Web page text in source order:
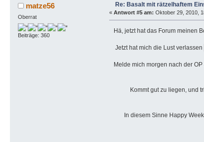
matze56
Oberrat
Beiträge: 360
Re: Basalt mit rätzelhaftem
« Antwort #5 am: Oktober 29, 2010,
Hä, jetzt hat das Forum meinen
Jetzt hat mich die Lust verlassen
Melde mich morgen nach der
Kommt gut zu liegen, und
In diesem Sinne Happy